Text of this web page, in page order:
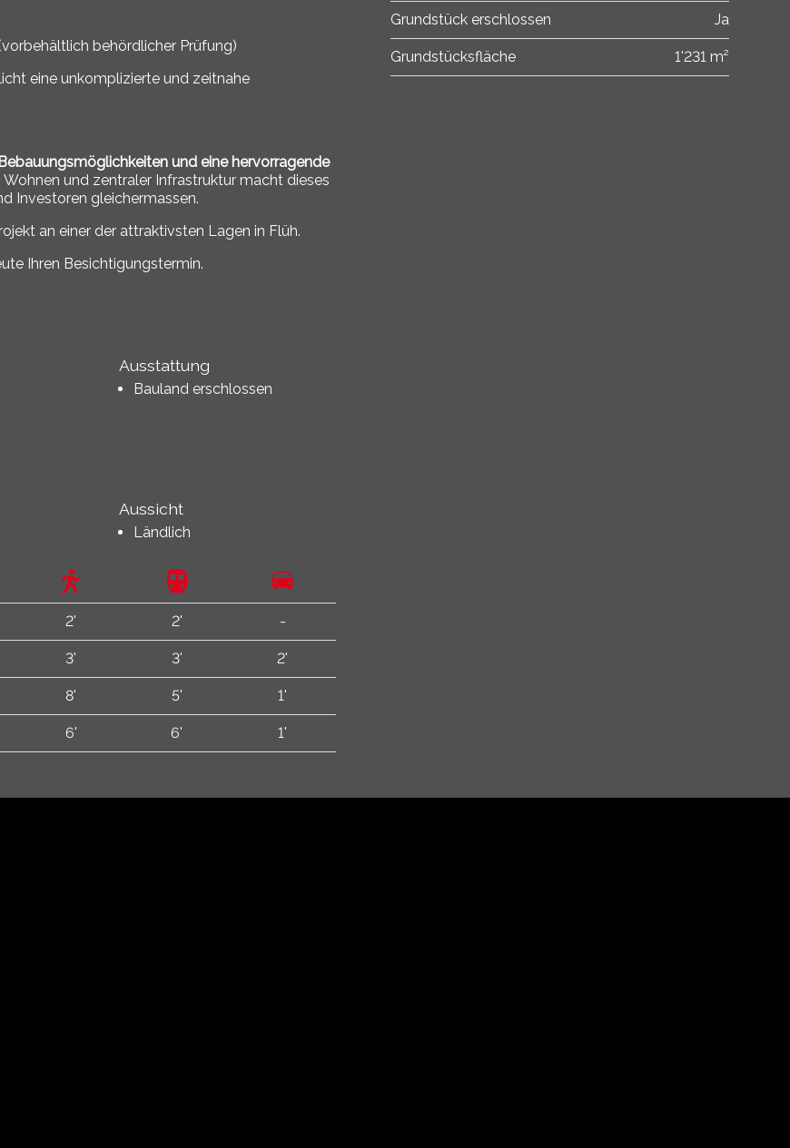
behördlicher Prüfung)
eine unkomplizierte und zeitnahe
und eine hervorragende
und zentraler Infrastruktur macht dieses
Investoren gleichermassen.
an einer der attraktivsten Lagen in Flüh.
Ihren Besichtigungstermin.
Ausstattung
Bauland erschlossen
Aussicht
Ländlich
2' 2' -
3' 3' 2'
8' 5' 1'
6' 6' 1'
Grundstück erschlossen Ja
Grundstücksfläche 1'231 m²